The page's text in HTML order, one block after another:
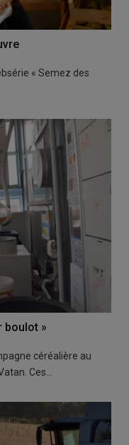
« Semez des
boulot »
céréalière au
Ces…